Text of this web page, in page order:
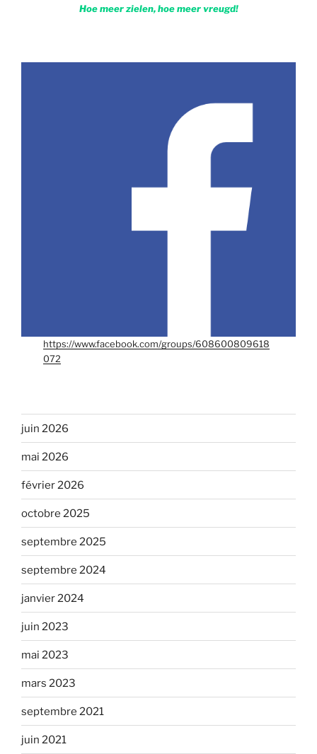
Hoe meer zielen, hoe meer vreugd!
https://www.facebook.com/groups/608600809618
072
juin 2026
mai 2026
février 2026
octobre 2025
septembre 2025
septembre 2024
janvier 2024
juin 2023
mai 2023
mars 2023
septembre 2021
juin 2021